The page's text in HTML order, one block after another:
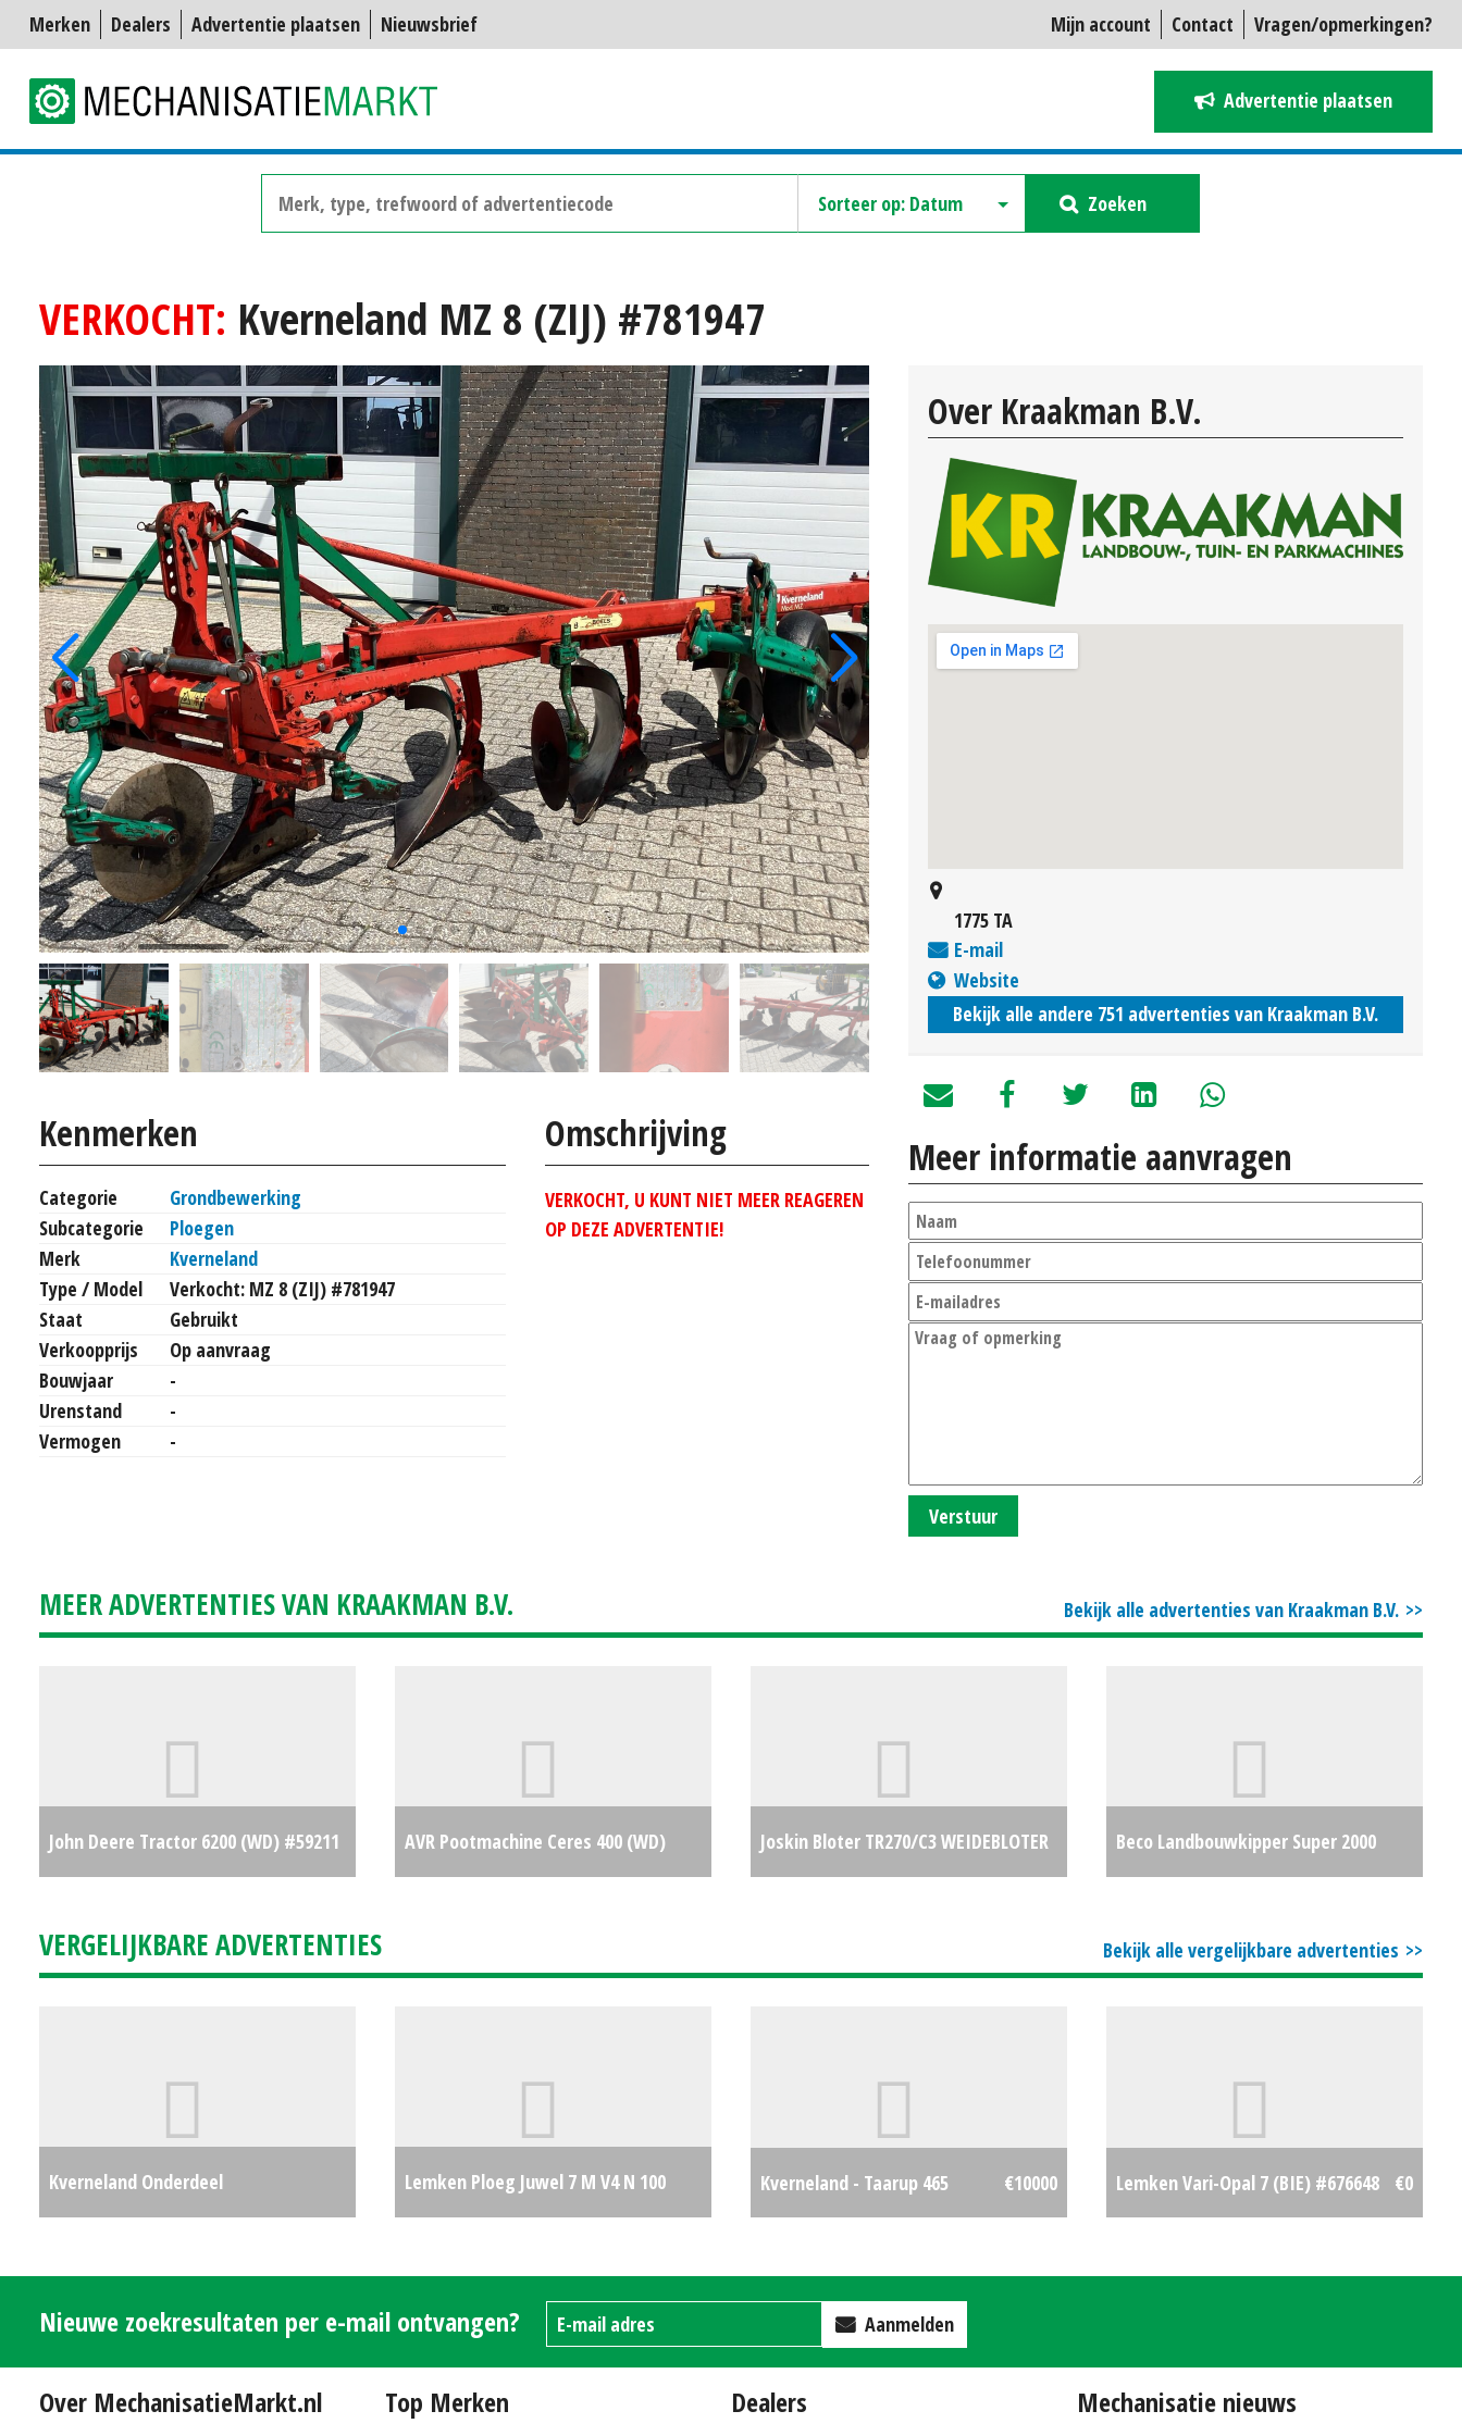
Mijn account Contact Vragen/opmerkingen?
Merken Dealers Advertentie plaatsen Nieuwsbrief
Advertentie plaatsen
Zoeken
VERKOCHT: Kverneland MZ 8 (ZIJ) #781947
Kenmerken
Categorie
Grondbewerking
Subcategorie
Ploegen
Merk
Kverneland
Type / Model
Verkocht: MZ 8 (ZIJ) #781947
Staat
Gebruikt
Verkoopprijs
Op aanvraag
Bouwjaar
-
Urenstand
-
Vermogen
-
Omschrijving
VERKOCHT, U KUNT NIET MEER REAGEREN
OP DEZE ADVERTENTIE!
Over Kraakman B.V.
1775 TA
E-mail
Website
Bekijk alle andere 751 advertenties van Kraakman B.V.
Meer informatie aanvragen
Verstuur
Bekijk alle advertenties van Kraakman B.V.
MEER ADVERTENTIES VAN KRAAKMAN B.V.
John Deere Tractor 6200 (WD) #59211
AVR Pootmachine Ceres 400 (WD)
Joskin Bloter TR270/C3 WEIDEBLOTER
Beco Landbouwkipper Super 2000
Bekijk alle vergelijkbare advertenties
VERGELIJKBARE ADVERTENTIES
Kverneland Onderdeel
Lemken Ploeg Juwel 7 M V4 N 100
Kverneland - Taarup 465 €10000 Lemken Vari-Opal 7 (BIE) #676648 €0
Nieuwe zoekresultaten per e-mail ontvangen? Aanmelden
Over MechanisatieMarkt.nl Top Merken Dealers Mechanisatie nieuws